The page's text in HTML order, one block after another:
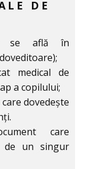
DE
se află în
medical de
a copilului;
dovedește
care
de un singur